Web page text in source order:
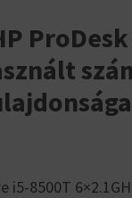
i5-8500T